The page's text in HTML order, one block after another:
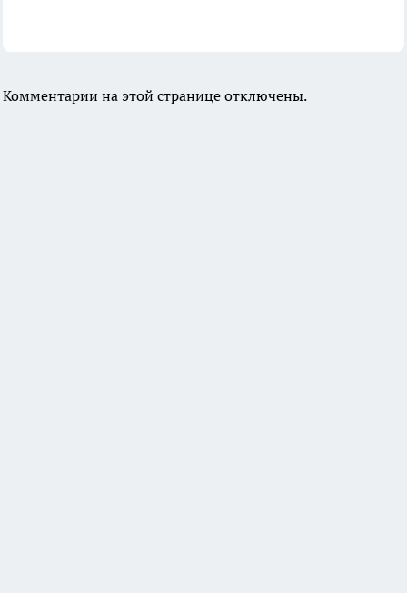
Комментарии на этой странице отключены.